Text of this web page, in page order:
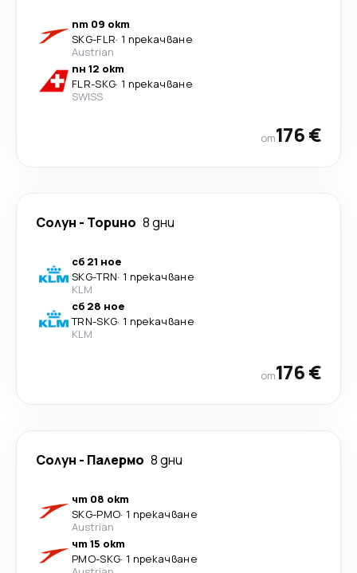
пт 09 окт
SKG-FLR· 1 прекачване
Austrian
пн 12 окт
FLR-SKG· 1 прекачване
SWISS
от176 €
Солун - Торино 8 дни
сб 21 ное
SKG-TRN· 1 прекачване
KLM
сб 28 ное
TRN-SKG· 1 прекачване
KLM
от176 €
Солун - Палермо 8 дни
чт 08 окт
SKG-PMO· 1 прекачване
Austrian
чт 15 окт
PMO-SKG· 1 прекачване